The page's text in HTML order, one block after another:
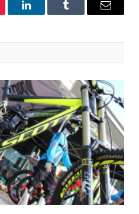
LinkedInTumblr Email